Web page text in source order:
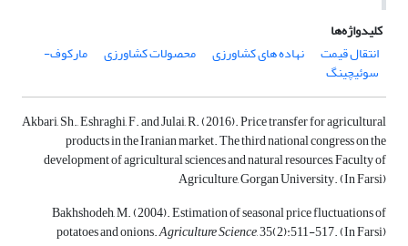
کلیدواژه‌ها
انتقال قیمت
نهاده های کشاورزی محصولات کشاورزی مارکوف-
سوئیچینگ
Akbari, Sh., Eshraghi, F. and Julai, R. (2016). Price transfer for agricultural
products in the Iranian market. The third national congress on the
development of agricultural sciences and natural resources, Faculty of
Agriculture, Gorgan University. (In Farsi)
Bakhshodeh, M. (2004). Estimation of seasonal price fluctuations of
potatoes and onions.Agriculture Science, 35(2):511-517. (In Farsi)